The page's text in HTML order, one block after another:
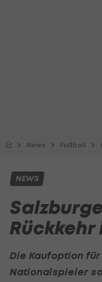
News Fußball
NEWS
Rückkehr
Die Kaufoption für
Nationalspieler